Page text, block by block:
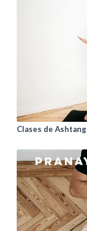
Clases de